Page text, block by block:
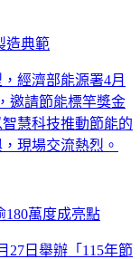
造典範
經濟部能源署4月
邀請節能標竿獎金
慧科技推動節能的
現場交流熱烈。
180萬度成亮點
27日舉辦「115年節